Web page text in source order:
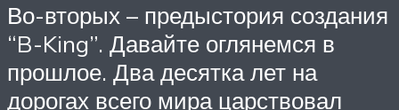
Во-вторых – предыстория создания
“B-King”. Давайте оглянемся в
прошлое. Два десятка лет на
дорогах всего мира царствовал